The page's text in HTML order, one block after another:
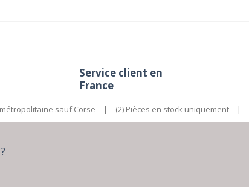
Service client en
France
métropolitaine sauf Corse | (2) Pièces en stock uniquement |